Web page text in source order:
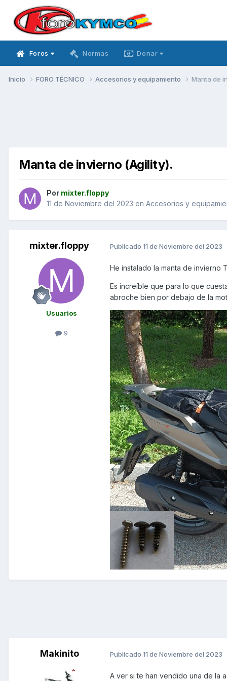
Foros Normas Donar
Inicio FORO TÉCNICO Accesorios y equipamiento Manta de
Manta de invierno (Agility).
Por mixter.floppy
11 de Noviembre del 2023 en Accesorios y
mixter.floppy
Usuarios
9
Publicado 11 de Noviembre del 2023
He instalado la manta de invierno
Es increíble que para lo que
abroche bien por debajo de la
Makinito Publicado 11 de Noviembre del 2023
A ver si te han vendido una de la